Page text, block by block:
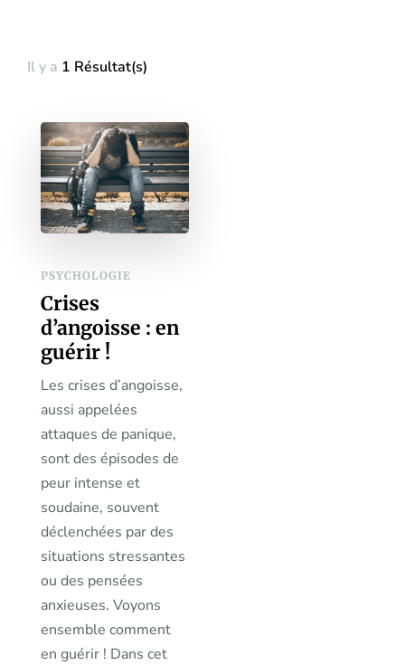
Il y a 1 Résultat(s)
PSYCHOLOGIE
Crises
d’angoisse : en
guérir !
Les crises d’angoisse,
aussi appelées
attaques de panique,
sont des épisodes de
peur intense et
soudaine, souvent
déclenchées par des
situations stressantes
ou des pensées
anxieuses. Voyons
ensemble comment
en guérir ! Dans cet